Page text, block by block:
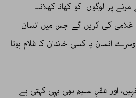
پر لوگوں کو کھانا کھلانا۔
غلامی کی کریں گے جس میں انسان
انسان یا کسی خاندان کا غلام ہوتا
اور عقلِ سلیم بھی یہی کہتی ہے